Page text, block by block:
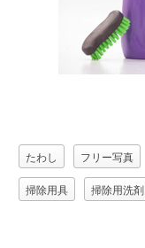
たわし フリー写真
掃除用具 掃除用洗剤